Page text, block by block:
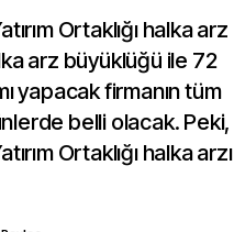
Ortaklığı halka arz
arz büyüklüğü ile 72
yapacak firmanın tüm
belli olacak. Peki,
Ortaklığı halka arzı